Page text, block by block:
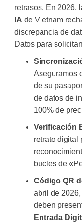
retrasos. En 2026,
IA de Vietnam
discrepancia de
Datos para
Aseguramos
de su
de datos de
100% de
Verificación
retrato digital
bucles de
Código QR
abril de
deben
Entrada